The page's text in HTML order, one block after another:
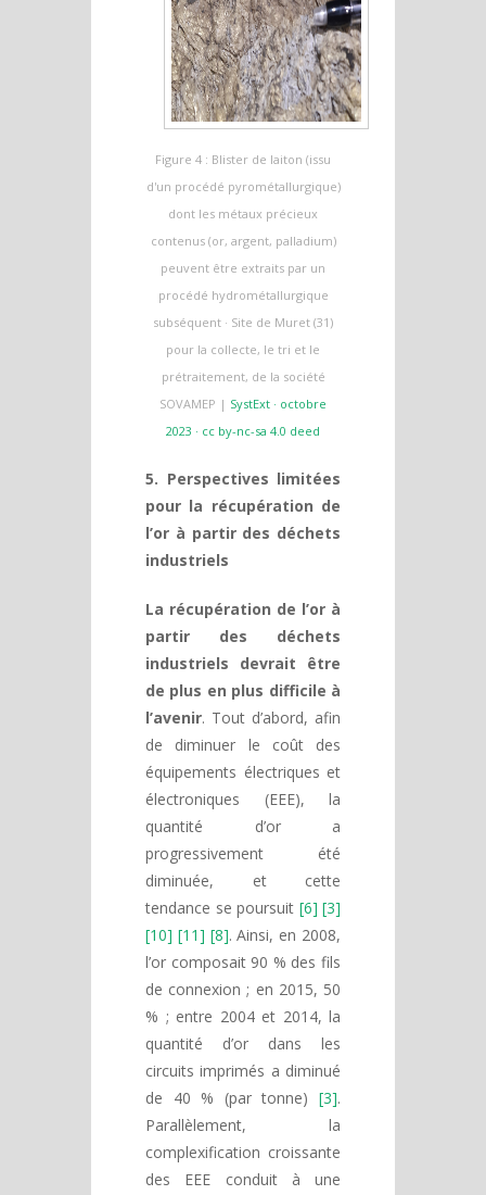
Figure 4 : Blister de laiton (issu
d'un procédé pyrométallurgique)
dont les métaux précieux
contenus (or, argent, palladium)
peuvent être extraits par un
procédé hydrométallurgique
subséquent · Site de Muret (31)
pour la collecte, le tri et le
prétraitement, de la société
SOVAMEP | SystExt · octobre
2023 · cc by-nc-sa 4.0 deed
5. Perspectives limitées
pour la récupération de
l’or à partir des déchets
industriels
La récupération de l’or à
partir des déchets
industriels devrait être
de plus en plus difficile à
l’avenir. Tout d’abord, afin
de diminuer le coût des
équipements électriques et
électroniques (EEE), la
quantité d’or a
progressivement été
diminuée, et cette
tendance se poursuit [6] [3]
[10] [11] [8]. Ainsi, en 2008,
l’or composait 90 % des fils
de connexion ; en 2015, 50
% ; entre 2004 et 2014, la
quantité d’or dans les
circuits imprimés a diminué
de 40 % (par tonne) [3].
Parallèlement, la
complexification croissante
des EEE conduit à une